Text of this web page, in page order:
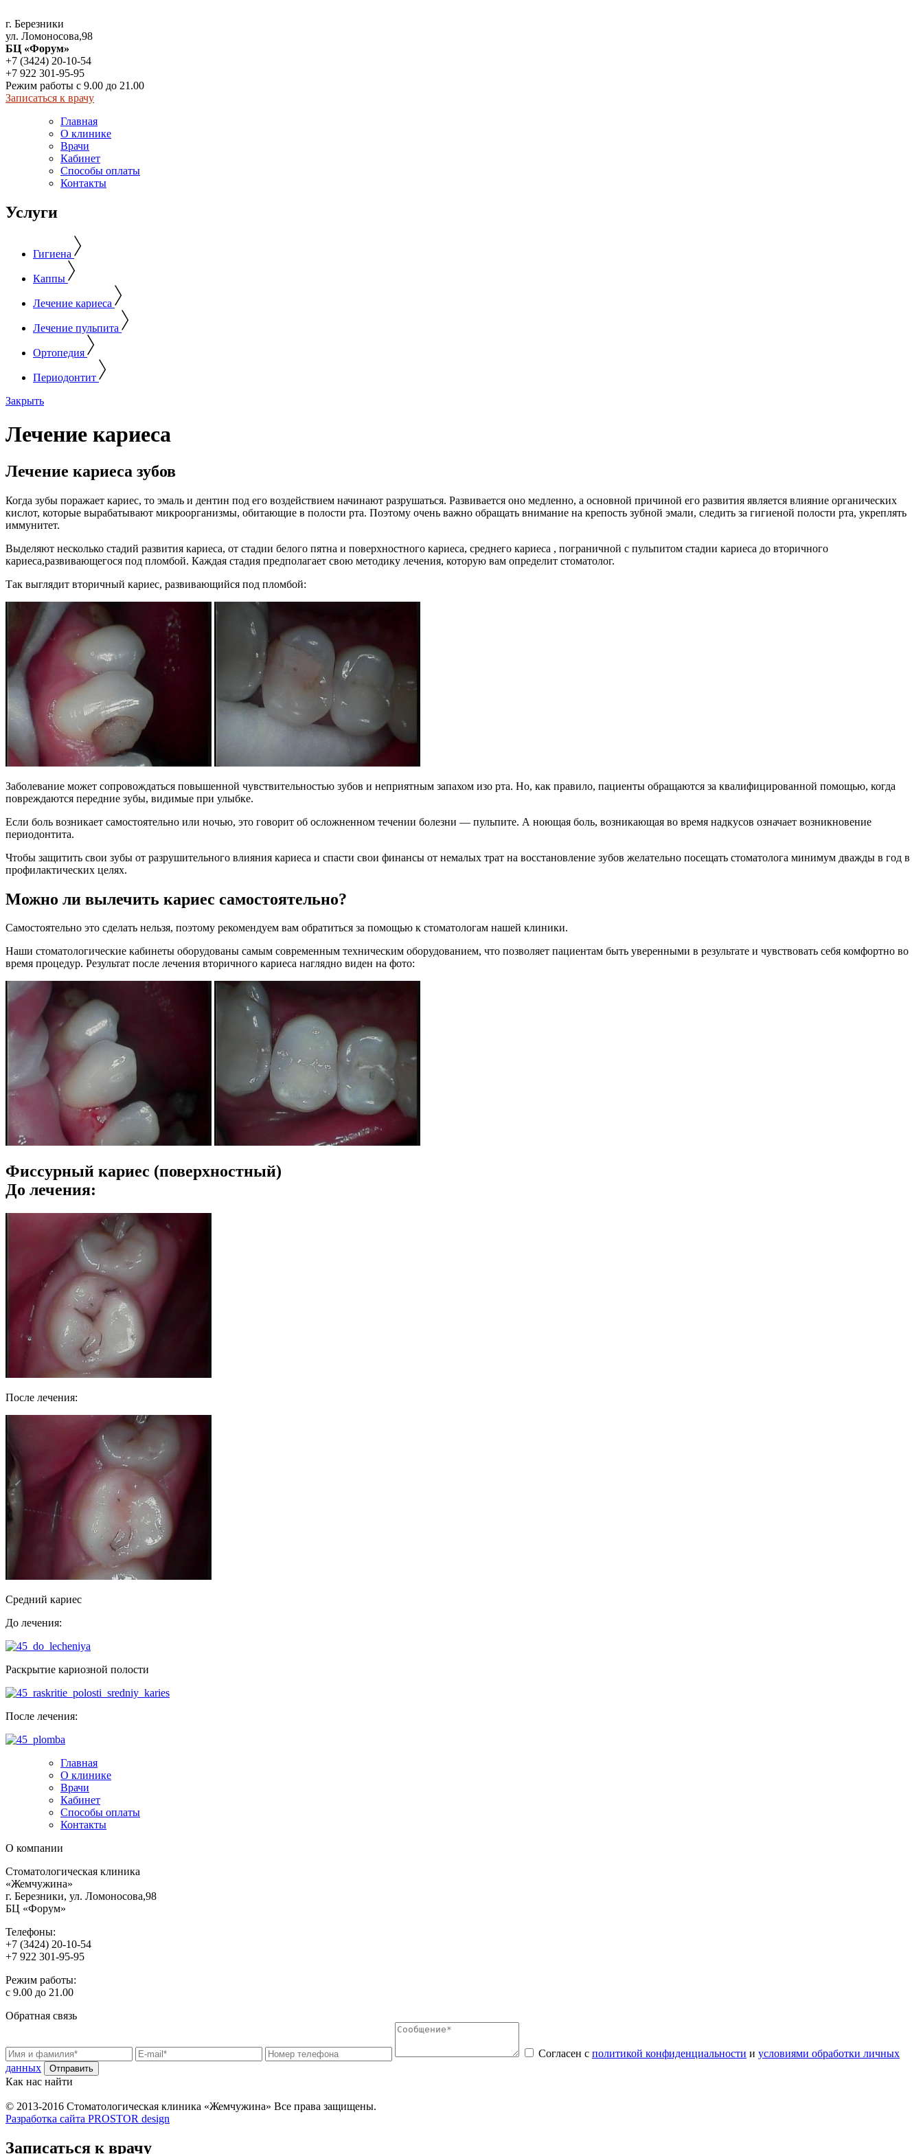
г. Березники
ул. Ломоносова,98
БЦ «Форум»
+7 (3424) 20-10-54
+7 922 301-95-95
Режим работы с 9.00 до 21.00
Записаться к врачу
Главная
О клинике
Врачи
Кабинет
Способы оплаты
Контакты
Услуги
Гигиена
Каппы
Лечение кариеса
Лечение пульпита
Ортопедия
Периодонтит
Закрыть
Лечение кариеса
Лечение кариеса зубов
Когда зубы поражает кариес, то эмаль и дентин под его воздействием начинают разрушаться. Развивается оно медленно, а основной причиной его развития является влияние органических
кислот, которые вырабатывают микроорганизмы, обитающие в полости рта. Поэтому очень важно обращать внимание на крепость зубной эмали, следить за гигиеной полости рта, укреплять
иммунитет.
Выделяют несколько стадий развития кариеса, от стадии белого пятна и поверхностного кариеса, среднего кариеса , пограничной с пульпитом стадии кариеса до вторичного
кариеса,развивающегося под пломбой. Каждая стадия предполагает свою методику лечения, которую вам определит стоматолог.
Так выглядит вторичный кариес, развивающийся под пломбой:
Заболевание может сопровождаться повышенной чувствительностью зубов и неприятным запахом изо рта. Но, как правило, пациенты обращаются за квалифицированной помощью, когда
повреждаются передние зубы, видимые при улыбке.
Если боль возникает самостоятельно или ночью, это говорит об осложненном течении болезни — пульпите. А ноющая боль, возникающая во время надкусов означает возникновение
периодонтита.
Чтобы защитить свои зубы от разрушительного влияния кариеса и спасти свои финансы от немалых трат на восстановление зубов желательно посещать стоматолога минимум дважды в год в
профилактических целях.
Можно ли вылечить кариес самостоятельно?
Самостоятельно это сделать нельзя, поэтому рекомендуем вам обратиться за помощью к стоматологам нашей клиники.
Наши стоматологические кабинеты оборудованы самым современным техническим оборудованием, что позволяет пациентам быть уверенными в результате и чувствовать себя комфортно во
время процедур. Результат после лечения вторичного кариеса наглядно виден на фото:
Фиссурный кариес (поверхностный)
До лечения:
После лечения:
Средний кариес
До лечения:
Раскрытие кариозной полости
После лечения:
Главная
О клинике
Врачи
Кабинет
Способы оплаты
Контакты
О компании
Стоматологическая клиника
«Жемчужина»
г. Березники, ул. Ломоносова,98
БЦ «Форум»
Телефоны:
+7 (3424) 20-10-54
+7 922 301-95-95
Режим работы:
с 9.00 до 21.00
Обратная связь
Согласен с политикой конфиденциальности и условиями обработки личных
данных
Как нас найти
© 2013-2016 Стоматологическая клиника «Жемчужина» Все права защищены.
Разработка сайта PROSTOR design
Записаться к врачу